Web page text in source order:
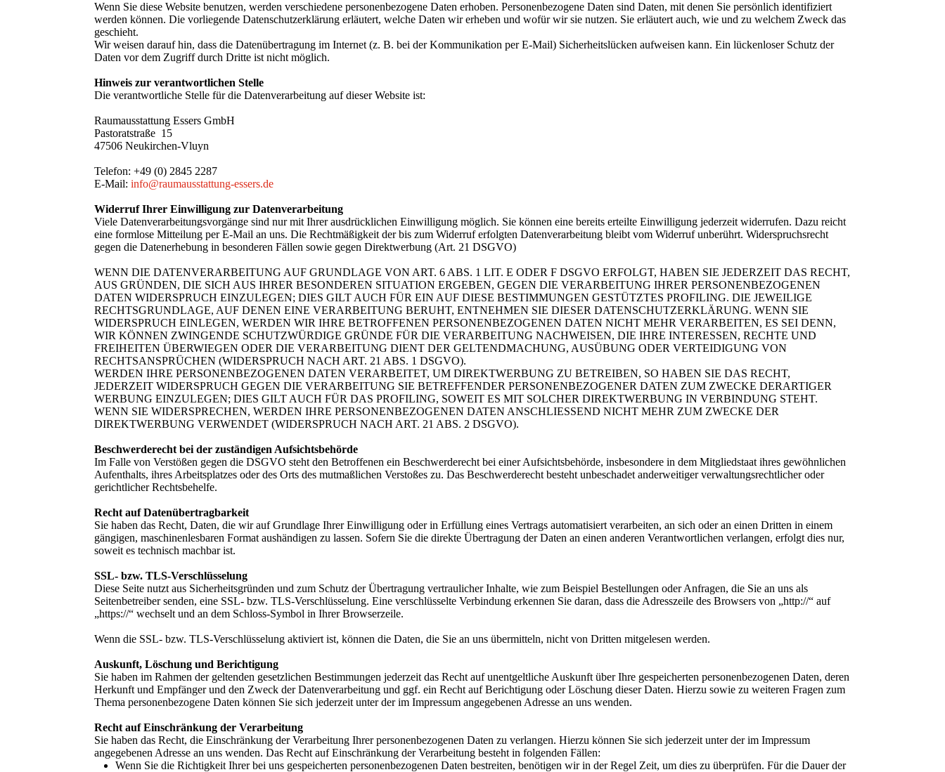
Wenn Sie diese Website benutzen, werden verschiedene personenbezogene Daten erhoben. Personenbezogene Daten sind Daten, mit denen Sie persönlich identifiziert
werden können. Die vorliegende Datenschutzerklärung erläutert, welche Daten wir erheben und wofür wir sie nutzen. Sie erläutert auch, wie und zu welchem Zweck das
geschieht.
Wir weisen darauf hin, dass die Datenübertragung im Internet (z. B. bei der Kommunikation per E-Mail) Sicherheitslücken aufweisen kann. Ein lückenloser Schutz der
Daten vor dem Zugriff durch Dritte ist nicht möglich.
Hinweis zur verantwortlichen Stelle
Die verantwortliche Stelle für die Datenverarbeitung auf dieser Website ist:
Raumausstattung Essers GmbH
Pastoratstraße 15
47506 Neukirchen-Vluyn
Telefon: +49 (0) 2845 2287
E-Mail: info@raumausstattung-essers.de
Widerruf Ihrer Einwilligung zur Datenverarbeitung
Viele Datenverarbeitungsvorgänge sind nur mit Ihrer ausdrücklichen Einwilligung möglich. Sie können eine bereits erteilte Einwilligung jederzeit widerrufen. Dazu reicht
eine formlose Mitteilung per E-Mail an uns. Die Rechtmäßigkeit der bis zum Widerruf erfolgten Datenverarbeitung bleibt vom Widerruf unberührt. Widerspruchsrecht
gegen die Datenerhebung in besonderen Fällen sowie gegen Direktwerbung (Art. 21 DSGVO)
WENN DIE DATENVERARBEITUNG AUF GRUNDLAGE VON ART. 6 ABS. 1 LIT. E ODER F DSGVO ERFOLGT, HABEN SIE JEDERZEIT DAS RECHT,
AUS GRÜNDEN, DIE SICH AUS IHRER BESONDEREN SITUATION ERGEBEN, GEGEN DIE VERARBEITUNG IHRER PERSONENBEZOGENEN
DATEN WIDERSPRUCH EINZULEGEN; DIES GILT AUCH FÜR EIN AUF DIESE BESTIMMUNGEN GESTÜTZTES PROFILING. DIE JEWEILIGE
RECHTSGRUNDLAGE, AUF DENEN EINE VERARBEITUNG BERUHT, ENTNEHMEN SIE DIESER DATENSCHUTZERKLÄRUNG. WENN SIE
WIDERSPRUCH EINLEGEN, WERDEN WIR IHRE BETROFFENEN PERSONENBEZOGENEN DATEN NICHT MEHR VERARBEITEN, ES SEI DENN,
WIR KÖNNEN ZWINGENDE SCHUTZWÜRDIGE GRÜNDE FÜR DIE VERARBEITUNG NACHWEISEN, DIE IHRE INTERESSEN, RECHTE UND
FREIHEITEN ÜBERWIEGEN ODER DIE VERARBEITUNG DIENT DER GELTENDMACHUNG, AUSÜBUNG ODER VERTEIDIGUNG VON
RECHTSANSPRÜCHEN (WIDERSPRUCH NACH ART. 21 ABS. 1 DSGVO).
WERDEN IHRE PERSONENBEZOGENEN DATEN VERARBEITET, UM DIREKTWERBUNG ZU BETREIBEN, SO HABEN SIE DAS RECHT,
JEDERZEIT WIDERSPRUCH GEGEN DIE VERARBEITUNG SIE BETREFFENDER PERSONENBEZOGENER DATEN ZUM ZWECKE DERARTIGER
WERBUNG EINZULEGEN; DIES GILT AUCH FÜR DAS PROFILING, SOWEIT ES MIT SOLCHER DIREKTWERBUNG IN VERBINDUNG STEHT.
WENN SIE WIDERSPRECHEN, WERDEN IHRE PERSONENBEZOGENEN DATEN ANSCHLIESSEND NICHT MEHR ZUM ZWECKE DER
DIREKTWERBUNG VERWENDET (WIDERSPRUCH NACH ART. 21 ABS. 2 DSGVO).
Beschwerderecht bei der zuständigen Aufsichtsbehörde
Im Falle von Verstößen gegen die DSGVO steht den Betroffenen ein Beschwerderecht bei einer Aufsichtsbehörde, insbesondere in dem Mitgliedstaat ihres gewöhnlichen
Aufenthalts, ihres Arbeitsplatzes oder des Orts des mutmaßlichen Verstoßes zu. Das Beschwerderecht besteht unbeschadet anderweitiger verwaltungsrechtlicher oder
gerichtlicher Rechtsbehelfe.
Recht auf Datenübertragbarkeit
Sie haben das Recht, Daten, die wir auf Grundlage Ihrer Einwilligung oder in Erfüllung eines Vertrags automatisiert verarbeiten, an sich oder an einen Dritten in einem
gängigen, maschinenlesbaren Format aushändigen zu lassen. Sofern Sie die direkte Übertragung der Daten an einen anderen Verantwortlichen verlangen, erfolgt dies nur,
soweit es technisch machbar ist.
SSL- bzw. TLS-Verschlüsselung
Diese Seite nutzt aus Sicherheitsgründen und zum Schutz der Übertragung vertraulicher Inhalte, wie zum Beispiel Bestellungen oder Anfragen, die Sie an uns als
Seitenbetreiber senden, eine SSL- bzw. TLS-Verschlüsselung. Eine verschlüsselte Verbindung erkennen Sie daran, dass die Adresszeile des Browsers von „http://“ auf
„https://“ wechselt und an dem Schloss-Symbol in Ihrer Browserzeile.
Wenn die SSL- bzw. TLS-Verschlüsselung aktiviert ist, können die Daten, die Sie an uns übermitteln, nicht von Dritten mitgelesen werden.
Auskunft, Löschung und Berichtigung
Sie haben im Rahmen der geltenden gesetzlichen Bestimmungen jederzeit das Recht auf unentgeltliche Auskunft über Ihre gespeicherten personenbezogenen Daten, deren
Herkunft und Empfänger und den Zweck der Datenverarbeitung und ggf. ein Recht auf Berichtigung oder Löschung dieser Daten. Hierzu sowie zu weiteren Fragen zum
Thema personenbezogene Daten können Sie sich jederzeit unter der im Impressum angegebenen Adresse an uns wenden.
Recht auf Einschränkung der Verarbeitung
Sie haben das Recht, die Einschränkung der Verarbeitung Ihrer personenbezogenen Daten zu verlangen. Hierzu können Sie sich jederzeit unter der im Impressum
angegebenen Adresse an uns wenden. Das Recht auf Einschränkung der Verarbeitung besteht in folgenden Fällen:
Wenn Sie die Richtigkeit Ihrer bei uns gespeicherten personenbezogenen Daten bestreiten, benötigen wir in der Regel Zeit, um dies zu überprüfen. Für die Dauer der